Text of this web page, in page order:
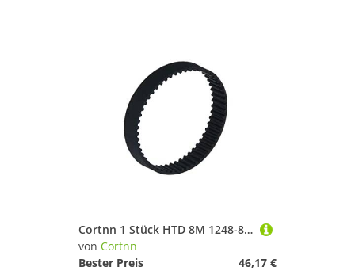
Cortnn 1 Stück HTD 8M 1248-8M 156 Zähne 1248 mm Umfang 20 mm 25 mm 30 mm bis 70 mm Breite 8 mm Teilung Closed-Loop-Getriebe-Zahnriemen(1Piece 20mm)
von Cortnn
Bester Preis
46,17 €